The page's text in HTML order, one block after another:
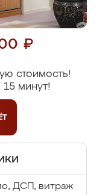
₽
стоимость!
минут!
ДСП, витраж